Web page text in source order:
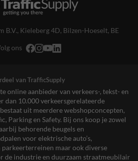
B.V., Kieleberg 4D, Bilzen-Hoeselt, BE
ons
van TrafficSupply
online aanbieder van verkeers-, tekst- en
dan 10.000 verkeersgerelateerde
uit meerdere webshopconcepten,
Parking en Safety. Bij ons koop je zowel
behorende beugels en
voor elektrische auto’s,
maar ook diverse
de industrie en duurzaam straatmeubilair